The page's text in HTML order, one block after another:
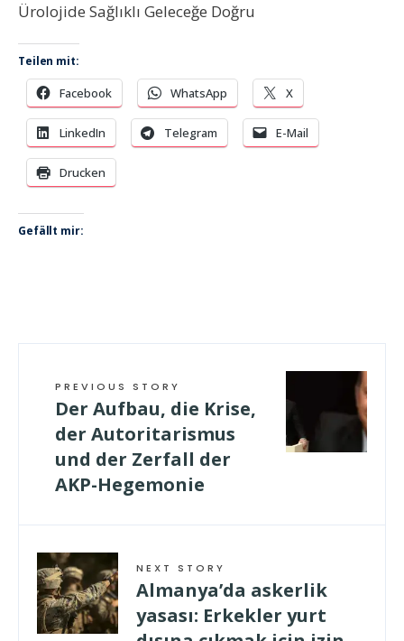
Ürolojide Sağlıklı Geleceğe Doğru
Teilen mit:
Facebook WhatsApp X
LinkedIn Telegram E-Mail
Drucken
Gefällt mir:
PREVIOUS STORY
Der Aufbau, die Krise,
der Autoritarismus
und der Zerfall der
AKP-Hegemonie
NEXT STORY
Almanya’da askerlik
yasası: Erkekler yurt